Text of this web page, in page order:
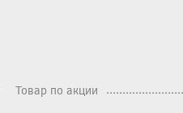
Товар по акции